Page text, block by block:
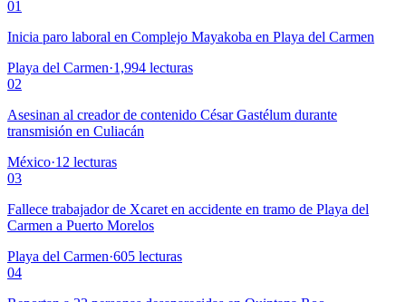
01
Inicia paro laboral en Complejo Mayakoba en Playa del Carmen
Playa del Carmen·1,994 lecturas
02
Asesinan al creador de contenido César Gastélum durante
transmisión en Culiacán
México·12 lecturas
03
Fallece trabajador de Xcaret en accidente en tramo de Playa del
Carmen a Puerto Morelos
Playa del Carmen·605 lecturas
04